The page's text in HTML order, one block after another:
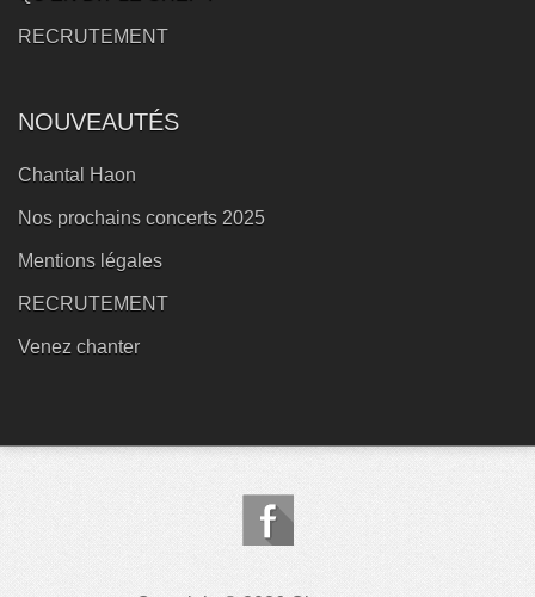
RECRUTEMENT
NOUVEAUTÉS
Chantal Haon
Nos prochains concerts 2025
Mentions légales
RECRUTEMENT
Venez chanter